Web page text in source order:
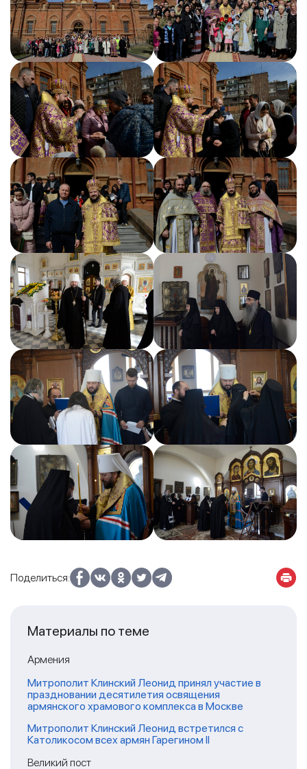
Поделиться:
Материалы по теме
Армения
Митрополит Клинский Леонид принял участие в
праздновании десятилетия освящения
армянского храмового комплекса в Москве
Митрополит Клинский Леонид встретился с
Католикосом всех армян Гарегином II
Великий пост